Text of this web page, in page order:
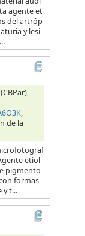
agente et
del artróp
y lesi
,
de la
etiol
pigmento
formas
y t...